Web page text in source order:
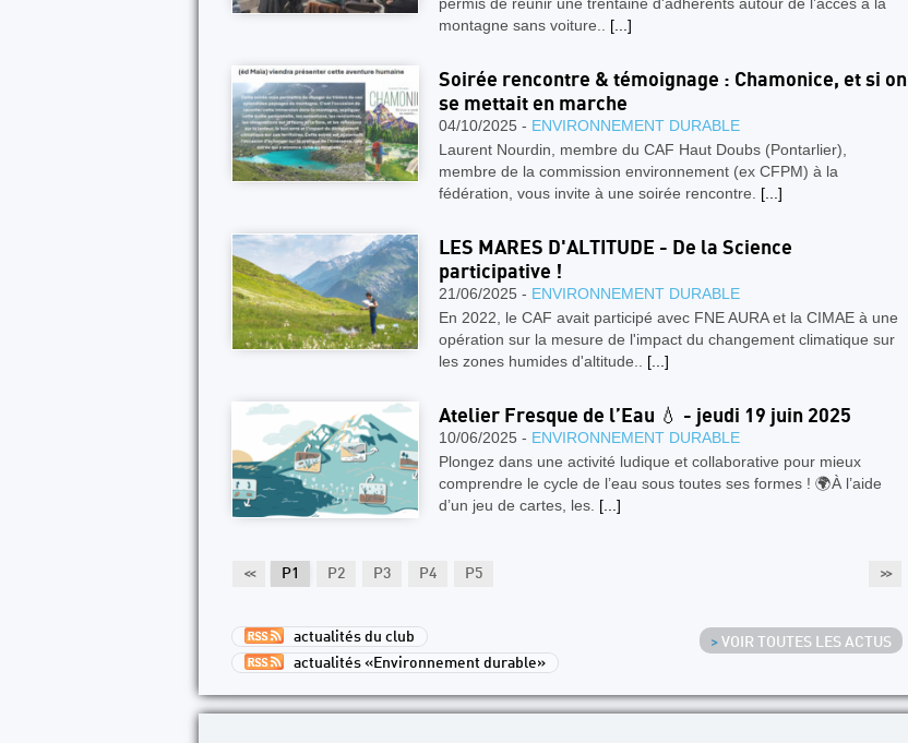
montagne sans voiture.. [...]
Soirée rencontre & témoignage : Chamonice, et si on
se mettait en marche
04/10/2025 - ENVIRONNEMENT DURABLE
Laurent Nourdin, membre du CAF Haut Doubs (Pontarlier),
membre de la commission environnement (ex CFPM) à la
fédération, vous invite à une soirée rencontre. [...]
LES MARES D'ALTITUDE - De la Science
participative !
21/06/2025 - ENVIRONNEMENT DURABLE
En 2022, le CAF avait participé avec FNE AURA et la CIMAE à une
opération sur la mesure de l'impact du changement climatique sur
les zones humides d'altitude.. [...]
Atelier Fresque de l’Eau 💧 - jeudi 19 juin 2025
10/06/2025 - ENVIRONNEMENT DURABLE
Plongez dans une activité ludique et collaborative pour mieux
comprendre le cycle de l’eau sous toutes ses formes ! 🌍À l’aide
d’un jeu de cartes, les. [...]
<< >>
P1 P2 P3 P4 P5
> VOIR TOUTES LES ACTUS
actualités du club
actualités «Environnement durable»